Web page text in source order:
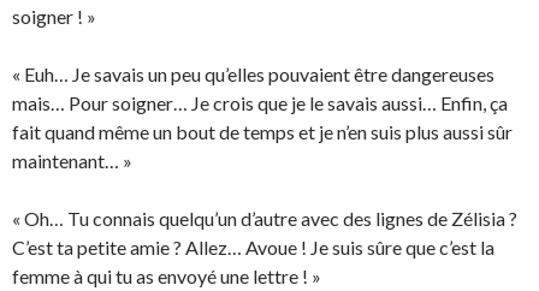
soigner ! »
« Euh… Je savais un peu qu’elles pouvaient être dangereuses
mais… Pour soigner… Je crois que je le savais aussi… Enfin, ça
fait quand même un bout de temps et je n’en suis plus aussi sûr
maintenant… »
« Oh… Tu connais quelqu’un d’autre avec des lignes de Zélisia ?
C’est ta petite amie ? Allez… Avoue ! Je suis sûre que c’est la
femme à qui tu as envoyé une lettre ! »